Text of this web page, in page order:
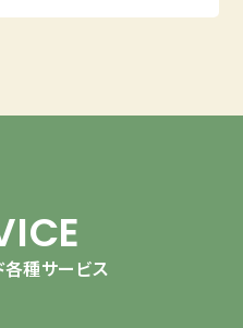
各種サービス